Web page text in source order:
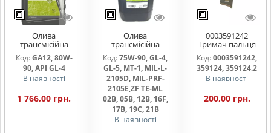
Олива
трансмісійна
AGRISHIFT GA12 5
л
Код:GA12, 80W-
90, API GL-4
В наявності
1 766,00 грн.
Олива
трансмісійна
AGRISHIFT SYN FE
75W90 20л
Код: 75W-90, GL-4,
GL-5, MT-1, MIL-L-
2105D, MIL-PRF-
2105E,ZF TE-ML
02B, 05B, 12B, 16F,
17B, 19C, 21B
В наявності
0003591242
Тримач пальця
жниварки
Код:0003591242,
359124, 359124.2
В наявності
200,00 грн.